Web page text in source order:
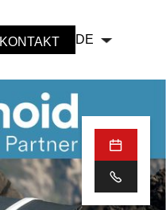
KONTAKT DE